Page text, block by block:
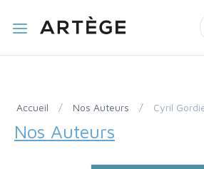
Accueil / Nos Auteurs / Cyril
Nos Auteurs